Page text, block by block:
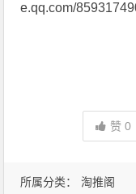
所属分类： 淘推阁
e.qq.com/
赞0